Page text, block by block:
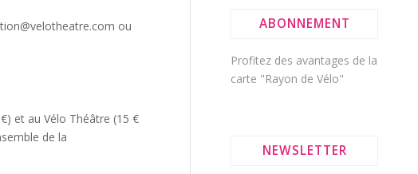
ou
et au Vélo Théâtre (15 €
de la
ABONNEMENT
Profitez des avantages de la
carte "Rayon de Vélo"
NEWSLETTER